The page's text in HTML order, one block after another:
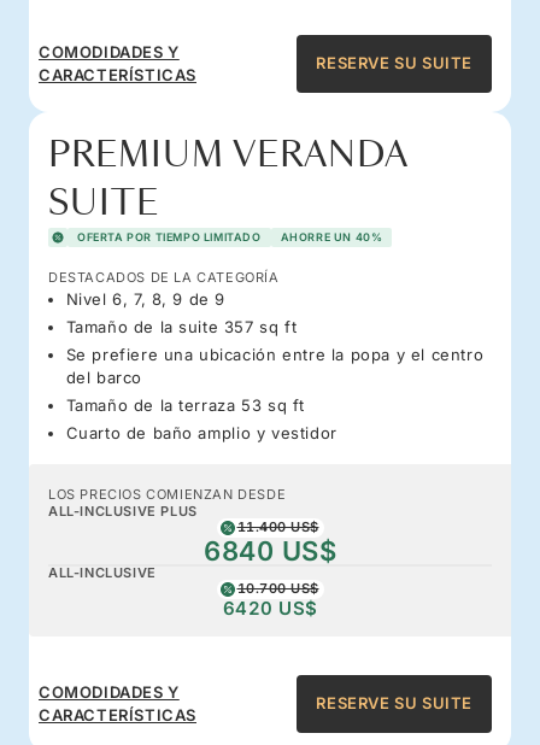
COMODIDADES Y
CARACTERÍSTICAS
RESERVE SU SUITE
PREMIUM VERANDA
SUITE
OFERTA POR TIEMPO LIMITADO AHORRE UN 40%
DESTACADOS DE LA CATEGORÍA
Nivel 6, 7, 8, 9 de 9
Tamaño de la suite 357 sq ft
Se prefiere una ubicación entre la popa y el centro
del barco
Tamaño de la terraza 53 sq ft
Cuarto de baño amplio y vestidor
LOS PRECIOS COMIENZAN DESDE
ALL-INCLUSIVE PLUS
11.400 US$
6840 US$
ALL-INCLUSIVE
10.700 US$
6420 US$
COMODIDADES Y
CARACTERÍSTICAS
RESERVE SU SUITE